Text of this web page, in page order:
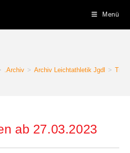
Menü
.Archiv > Archiv Leichtathletik Jgdl >
ab 27.03.2023